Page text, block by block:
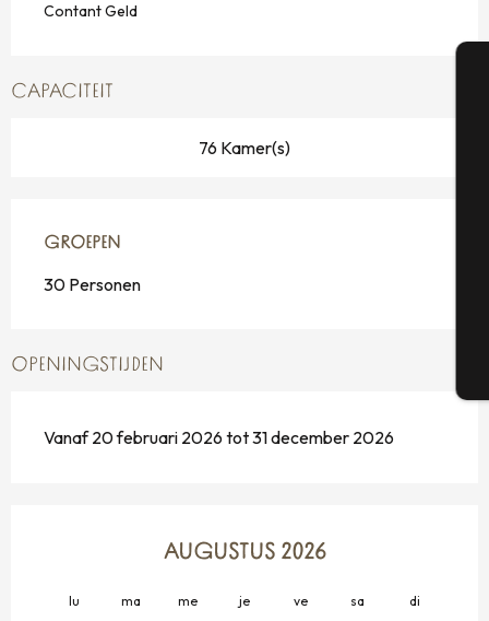
Contant Geld
CAPACITEIT
76 Kamer(s)
GROEPEN
GROEPEN
30 Personen
OPENINGSTIJDEN
Vanaf 20 februari 2026 tot 31 december 2026
AUGUSTUS 2026
lu ma me je ve sa di